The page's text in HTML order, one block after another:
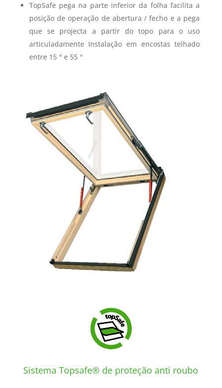
TopSafe pega na parte inferior da folha facilita a
posição de operação de abertura / fecho e a pega
que se projecta a partir do topo para o uso
articuladamente Instalação em encostas telhado
entre 15 ° e 55 °
Sistema Topsafe® de proteção anti roubo